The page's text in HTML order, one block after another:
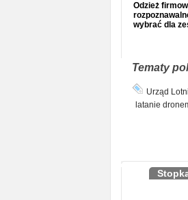
Odzież
wybrać dla
Tematy
Urząd
latanie